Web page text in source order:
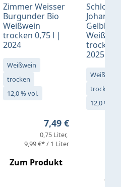
Zimmer Weisser
Burgunder Bio
Weißwein
trocken 0,75 l |
2024
Weißwein
trocken
12,0 % vol.
Regulärer Preis:
7,49 €
0,75 Liter
9,99 €* / 1 Liter
Zum Produkt
Schloß
Gelblack
trocken
2025
Weißwein
trocken
12,0 % vol.